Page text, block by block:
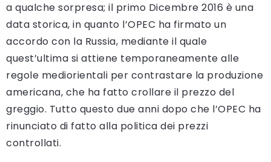
a qualche sorpresa; il primo Dicembre 2016 è una
data storica, in quanto l’OPEC ha firmato un
accordo con la Russia, mediante il quale
quest’ultima si attiene temporaneamente alle
regole mediorientali per contrastare la produzione
americana, che ha fatto crollare il prezzo del
greggio. Tutto questo due anni dopo che l’OPEC ha
rinunciato di fatto alla politica dei prezzi
controllati.